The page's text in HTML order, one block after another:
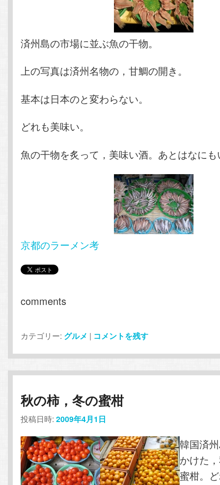
済州島の市場に並ぶ魚の干物。
上の写真は済州名物の，甘鯛の開き。
基本は日本のと変わらない。
どれも美味い。
魚の干物を炙って，美味い酒。あとはなに
京都のラーメン考
comments
カテゴリー: グルメ | コメントを残す
秋の柿，冬の蜜柑
投稿日時:2009年4月1日
韓国済
かけた
蜜柑。